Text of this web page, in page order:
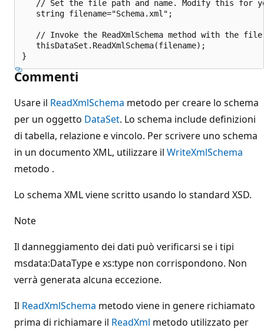
// Set the file path and name. Modify this for
   string filename="Schema.xml";
// Invoke the ReadXmlSchema method with the
   thisDataSet.ReadXmlSchema(filename);
Commenti
Usare il ReadXmlSchema metodo per creare lo schema
per un oggetto DataSet. Lo schema include definizioni
di tabella, relazione e vincolo. Per scrivere uno schema
in un documento XML, utilizzare il WriteXmlSchema
metodo .
Lo schema XML viene scritto usando lo standard XSD.
Note
Il danneggiamento dei dati può verificarsi se i tipi
msdata:DataType e xs:type non corrispondono. Non
verrà generata alcuna eccezione.
Il ReadXmlSchema metodo viene in genere richiamato
prima di richiamare il ReadXml metodo utilizzato per